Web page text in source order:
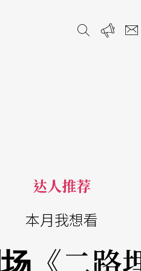
达人推荐
本月我想看
《二路